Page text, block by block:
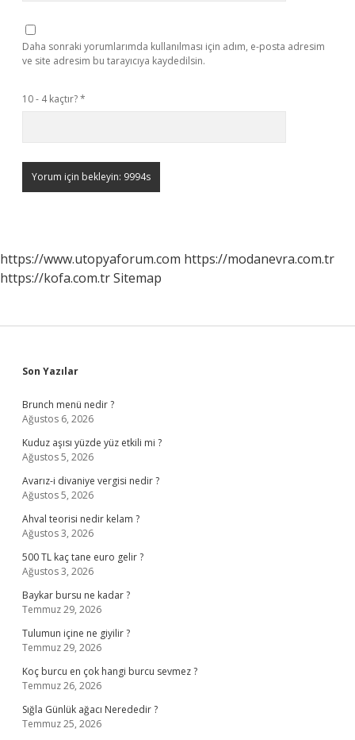
Daha sonraki yorumlarımda kullanılması için adım, e-posta adresim
ve site adresim bu tarayıcıya kaydedilsin.
10 - 4 kaçtır?*
https://www.utopyaforum.com https://modanevra.com.tr
https://kofa.com.trSitemap
Sidebar
Son Yazılar
Brunch menü nedir ?
Ağustos 6, 2026
Kuduz aşısı yüzde yüz etkili mi ?
Ağustos 5, 2026
Avarız-i divaniye vergisi nedir ?
Ağustos 5, 2026
Ahval teorisi nedir kelam ?
Ağustos 3, 2026
500 TL kaç tane euro gelir ?
Ağustos 3, 2026
Baykar bursu ne kadar ?
Temmuz 29, 2026
Tulumun içine ne giyilir ?
Temmuz 29, 2026
Koç burcu en çok hangi burcu sevmez ?
Temmuz 26, 2026
Sığla Günlük ağacı Nerededir ?
Temmuz 25, 2026